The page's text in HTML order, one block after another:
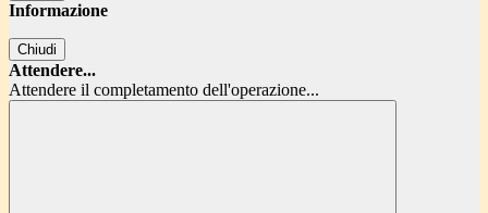
Informazione
Chiudi
Attendere...
Attendere il completamento dell'operazione...